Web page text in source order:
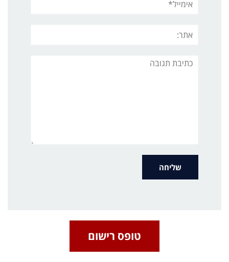
תגובה
טופס רישום